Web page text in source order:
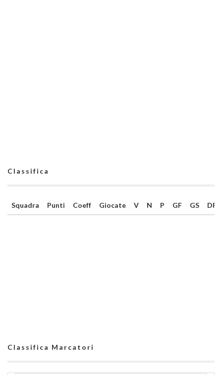
Classifica
Squadra Punti Coeff Giocate V N P GF GS DR
Classifica Marcatori